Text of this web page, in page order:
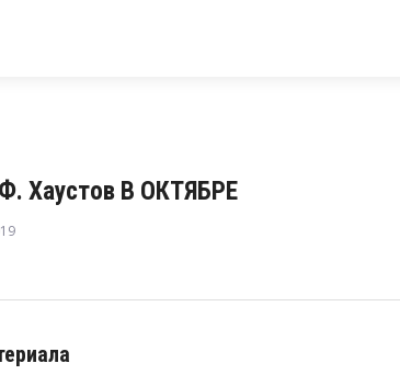
Хаустов В ОКТЯБРЕ